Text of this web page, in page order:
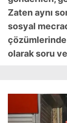
Zaten aynı
sosyal
çözümlerinde
olarak soru